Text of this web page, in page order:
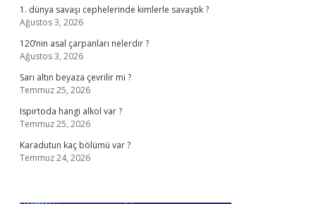
1. dünya savaşı cephelerinde kimlerle savaştık ?
Ağustos 3, 2026
120’nin asal çarpanları nelerdir ?
Ağustos 3, 2026
Sarı altın beyaza çevrilir mi ?
Temmuz 25, 2026
Ispirtoda hangi alkol var ?
Temmuz 25, 2026
Karadutun kaç bölümü var ?
Temmuz 24, 2026